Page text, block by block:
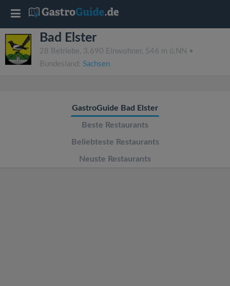
Bad Elster
28 Betriebe, 3.690 Einwohner, 546 m ü.NN •
Bundesland: Sachsen
GastroGuide Bad Elster
Beste Restaurants
Beliebteste Restaurants
Neuste Restaurants
T
o
g